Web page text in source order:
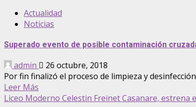
Actualidad
Noticias
Superado evento de posible contaminación
admin
26 octubre, 2018
Por fin finalizó el proceso de limpieza y
Leer Más
Liceo Moderno Celestin Freinet Casanare, estrena